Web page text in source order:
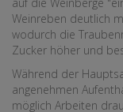
Weinreben deutlich
wodurch die
Zucker höher und
Während der
angenehmen
möglich Arbeiten